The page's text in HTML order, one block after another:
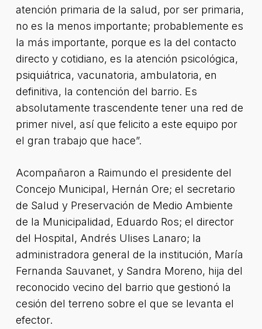
atención primaria de la salud, por ser primaria,
no es la menos importante; probablemente es
la más importante, porque es la del contacto
directo y cotidiano, es la atención psicológica,
psiquiátrica, vacunatoria, ambulatoria, en
definitiva, la contención del barrio. Es
absolutamente trascendente tener una red de
primer nivel, así que felicito a este equipo por
el gran trabajo que hace”.
Acompañaron a Raimundo el presidente del
Concejo Municipal, Hernán Ore; el secretario
de Salud y Preservación de Medio Ambiente
de la Municipalidad, Eduardo Ros; el director
del Hospital, Andrés Ulises Lanaro; la
administradora general de la institución, María
Fernanda Sauvanet, y Sandra Moreno, hija del
reconocido vecino del barrio que gestionó la
cesión del terreno sobre el que se levanta el
efector.